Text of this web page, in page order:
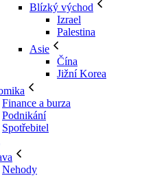
Blízký východ
Izrael
Palestina
Asie
Čína
Jižní Korea
Finance a burza
Podnikání
Spotřebitel
Nehody